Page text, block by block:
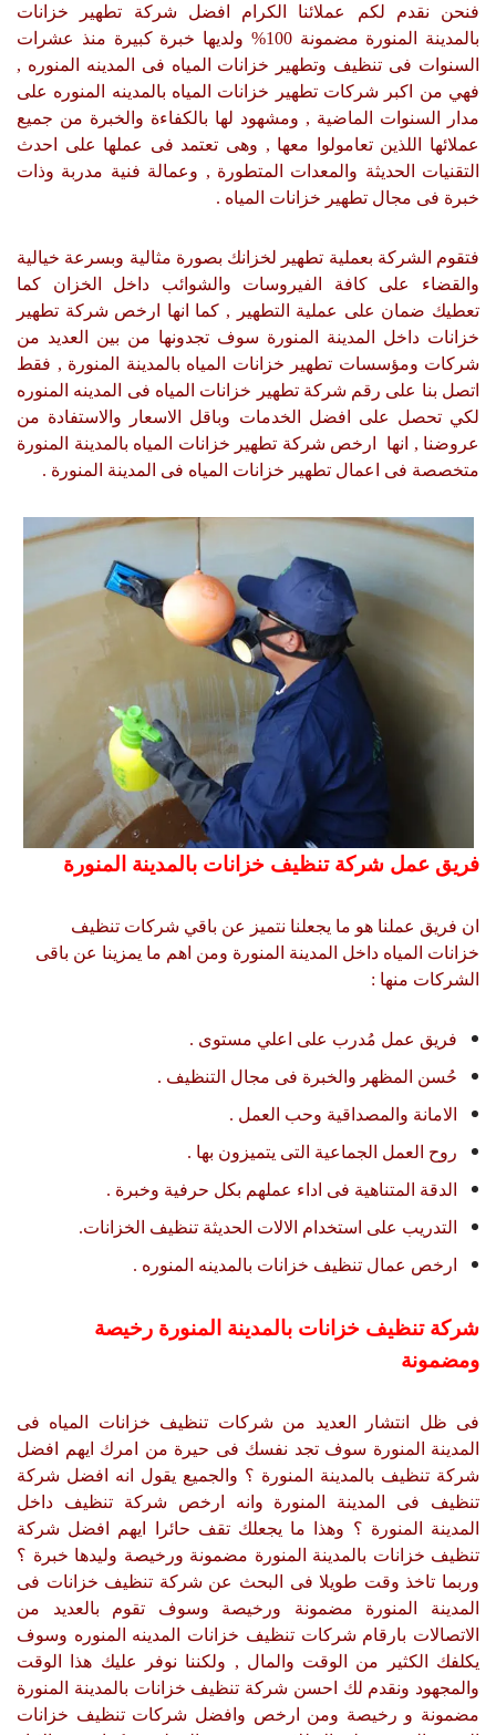
فنحن نقدم لكم عملائنا الكرام افضل شركة تطهير خزانات
بالمدينة المنورة مضمونة 100% ولديها خبرة كبيرة منذ عشرات
السنوات فى تنظيف وتطهير خزانات المياه فى المدينه المنوره ,
فهي من اكبر شركات تطهير خزانات المياه بالمدينه المنوره على
مدار السنوات الماضية , ومشهود لها بالكفاءة والخبرة من جميع
عملائها اللذين تعامولوا معها , وهى تعتمد فى عملها على احدث
التقنيات الحديثة والمعدات المتطورة , وعمالة فنية مدربة وذات
خبرة فى مجال تطهير خزانات المياه .
فتقوم الشركة بعملية تطهير لخزانك بصورة مثالية وبسرعة خيالية
والقضاء على كافة الفيروسات والشوائب داخل الخزان كما
تعطيك ضمان على عملية التطهير , كما انها ارخص شركة تطهير
خزانات داخل المدينة المنورة سوف تجدونها من بين العديد من
شركات ومؤسسات تطهير خزانات المياه بالمدينة المنورة , فقط
اتصل بنا على رقم شركة تطهير خزانات المياه فى المدينه المنوره
لكي تحصل على افضل الخدمات وباقل الاسعار والاستفادة من
عروضنا , انها ارخص شركة تطهير خزانات المياه بالمدينة المنورة
متخصصة فى اعمال تطهير خزانات المياه فى المدينة المنورة .
فريق عمل شركة تنظيف خزانات بالمدينة المنورة
ان فريق عملنا هو ما يجعلنا نتميز عن باقي شركات تنظيف
خزانات المياه داخل المدينة المنورة ومن اهم ما يمزينا عن باقى
الشركات منها :
فريق عمل مُدرب على اعلي مستوى .
حُسن المظهر والخبرة فى مجال التنظيف .
الامانة والمصداقية وحب العمل .
روح العمل الجماعية التى يتميزون بها .
الدقة المتناهية فى اداء عملهم بكل حرفية وخبرة .
التدريب على استخدام الالات الحديثة تنظيف الخزانات.
ارخص عمال تنظيف خزانات بالمدينه المنوره .
شركة تنظيف خزانات بالمدينة المنورة رخيصة
ومضمونة
فى ظل انتشار العديد من شركات تنظيف خزانات المياه فى
المدينة المنورة سوف تجد نفسك فى حيرة من امرك ايهم افضل
شركة تنظيف بالمدينة المنورة ؟ والجميع يقول انه افضل شركة
تنظيف فى المدينة المنورة وانه ارخص شركة تنظيف داخل
المدينة المنورة ؟ وهذا ما يجعلك تقف حائرا ايهم افضل شركة
تنظيف خزانات بالمدينة المنورة مضمونة ورخيصة وليدها خبرة ؟
وربما تاخذ وقت طويلا فى البحث عن شركة تنظيف خزانات فى
المدينة المنورة مضمونة ورخيصة وسوف تقوم بالعديد من
الاتصالات بارقام شركات تنظيف خزانات المدينه المنوره وسوف
يكلفك الكثير من الوقت والمال , ولكننا نوفر عليك هذا الوقت
والمجهود ونقدم لك احسن شركة تنظيف خزانات بالمدينة المنورة
مضمونة و رخيصة ومن ارخص وافضل شركات تنظيف خزانات